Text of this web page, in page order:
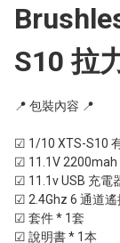
S10 拉
📍 包裝內容 📍
☑ 1/10 XTS-S10
☑ 11.1V 2200mah
☑ 11.1v USB 充電
☑ 2.4Ghz 6 通道遙
☑ 套件 * 1套
☑ 說明書 * 1本